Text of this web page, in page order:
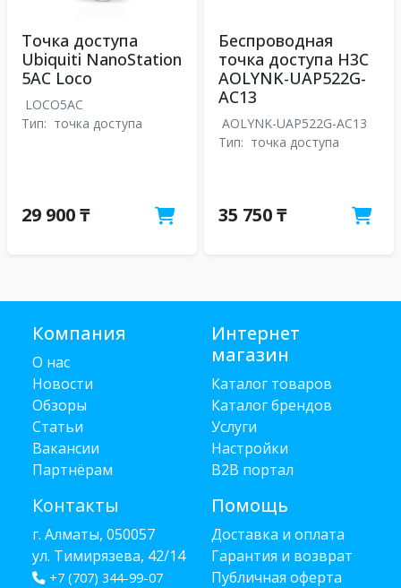
Точка доступа
Ubiquiti NanoStation
5AC Loco
LOCO5AC
Тип: точка доступа
29 900 ₸
Беспроводная
точка доступа H3C
AOLYNK-UAP522G-
AC13
AOLYNK-UAP522G-AC13
Тип: точка доступа
35 750 ₸
Компания
О нас
Новости
Обзоры
Статьи
Вакансии
Партнёрам
Контакты
г. Алматы, 050057
ул. Тимирязева, 42/14
+7 (707) 344-99-07
Интернет
магазин
Каталог товаров
Каталог брендов
Услуги
Настройки
B2B портал
Помощь
Доставка и оплата
Гарантия и возврат
Публичная оферта